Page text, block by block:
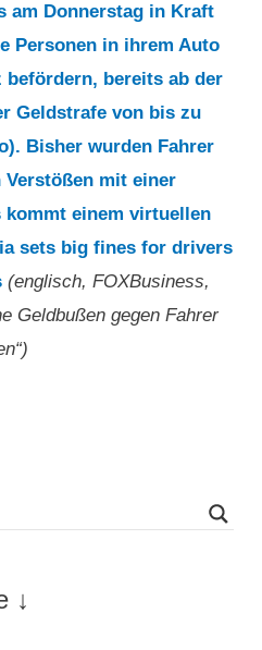
am Donnerstag in Kraft
Personen in ihrem Auto
befördern, bereits ab der
Geldstrafe von bis zu
Bisher wurden Fahrer
mit einer
kommt einem virtuellen
sets big fines for drivers
(englisch, FOXBusiness,
Geldbußen gegen Fahrer
↓